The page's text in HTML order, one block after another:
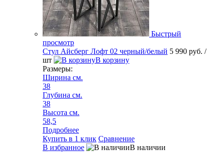
Быстрый
просмотр
Стул Айсберг Лофт 02 черный/белый 5 990 руб. /
шт
В корзину
Размеры:
Ширина см.
38
Глубина см.
38
Высота см.
58,5
Подробнее
Купить в 1 клик Сравнение
В избранное
В наличии